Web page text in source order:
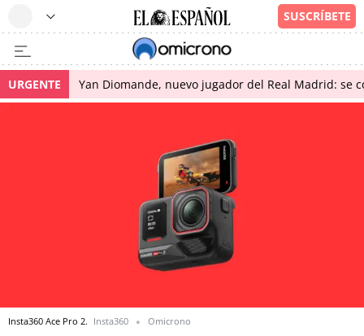
URGENTE Yan Diomande, nuevo jugador del Real Madrid: se
Insta360 Ace Pro 2. Insta360 Omicrono